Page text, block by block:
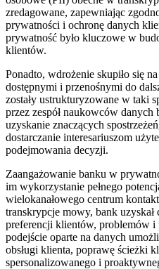
zredagowane, zapewniając
prywatności i ochronę danych
prywatność było kluczowe w
klientów.
Ponadto, wdrożenie skupiło się
dostępnymi i przenośnymi do
zostały ustrukturyzowane w taki
przez zespół naukowców
uzyskanie znaczących
dostarczanie interesariuszom
podejmowania decyzji.
Zaangażowanie banku w
im wykorzystanie pełnego
wielokanałowego centrum
transkrypcje mowy, bank uzyskał
preferencji klientów, problemów
podejście oparte na danych
obsługi klienta, poprawę ścieżki
spersonalizowanego i